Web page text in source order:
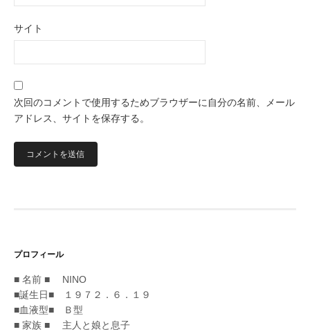
サイト
次回のコメントで使用するためブラウザーに自分の名前、メール
アドレス、サイトを保存する。
プロフィール
■ 名前 ■ NINO
■誕生日■ １９７２．６．１９
■血液型■ Ｂ型
■ 家族 ■ 主人と娘と息子